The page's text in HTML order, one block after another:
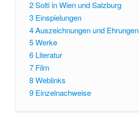
2Solti in Wien und Salzburg
3 Einspielungen
4Auszeichnungen und Ehrungen
5Werke
6 Literatur
7 Film
8Weblinks
9 Einzelnachweise